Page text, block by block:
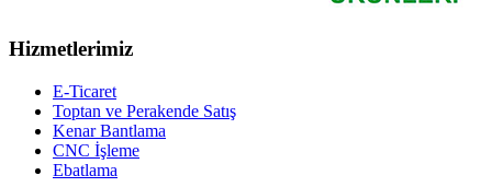
Hizmetlerimiz
E-Ticaret
Toptan ve Perakende Satış
Kenar Bantlama
CNC İşleme
Ebatlama